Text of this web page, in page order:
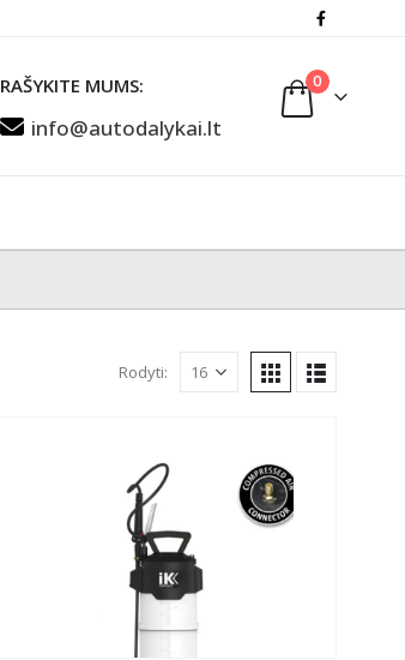
RAŠYKITE MUMS:
info@autodalykai.lt
0
Rodyti: